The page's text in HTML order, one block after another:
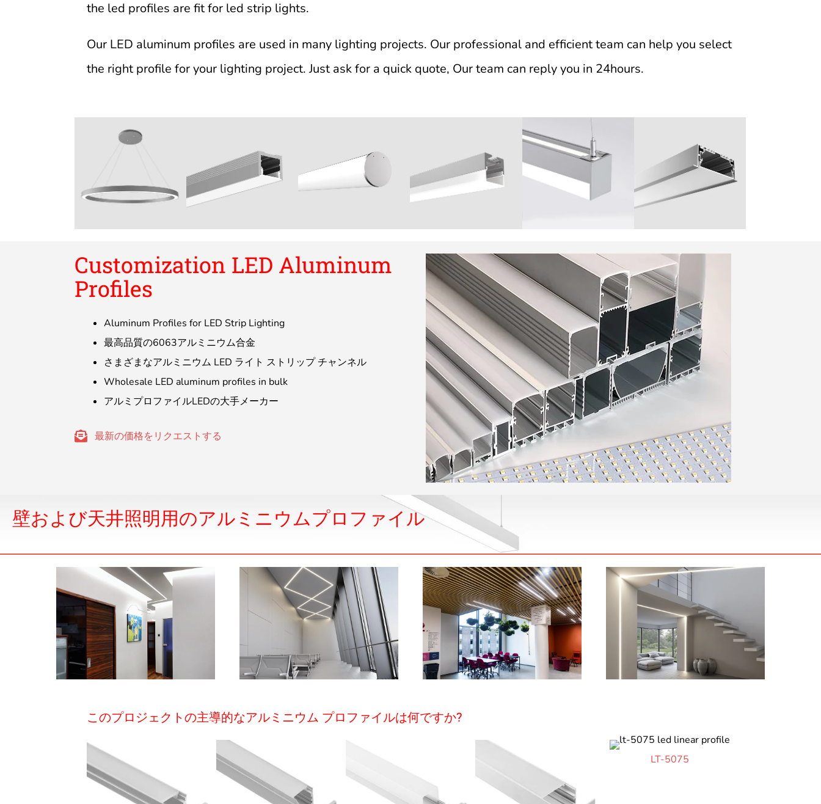
the led profiles are fit for led strip lights.
Our LED aluminum profiles are used in many lighting projects. Our professional and efficient team can help you select
the right profile for your lighting project. Just ask for a quick quote, Our team can reply you in 24hours.
Customization LED Aluminum
Profiles
Aluminum Profiles for LED Strip Lighting
最高品質の6063アルミニウム合金
さまざまなアルミニウム LED ライト ストリップ チャンネル
Wholesale LED aluminum profiles in bulk
アルミプロファイルLEDの大手メーカー
最新の価格をリクエストする
壁および天井照明用のアルミニウムプロファイル
このプロジェクトの主導的なアルミニウム プロファイルは何ですか?
LT-5075